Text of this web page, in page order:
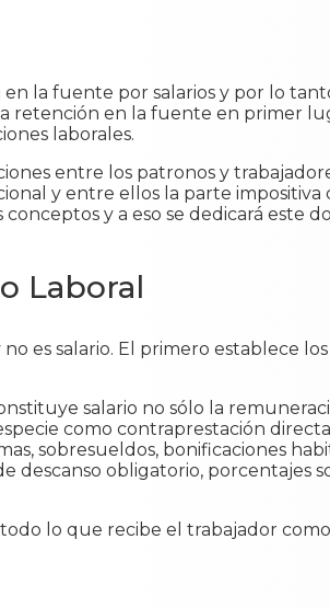
la fuente por salarios y por lo
en la fuente en primer
laborales.
entre los patronos y
y entre ellos la parte impositiva
y a eso se dedicará este
Laboral
es salario. El primero establece
salario no sólo la
como contraprestación directa
sobresueldos, bonificaciones
descanso obligatorio, porcentajes
lo que recibe el trabajador